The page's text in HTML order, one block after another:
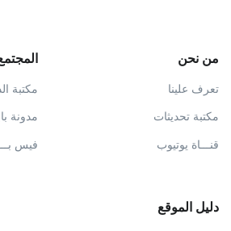
من نحن
تعرف علينا
مكتبة تحديثات
قنـــاة يوتيوب
مكتبة
مدونة
فيس
دليل الموقع